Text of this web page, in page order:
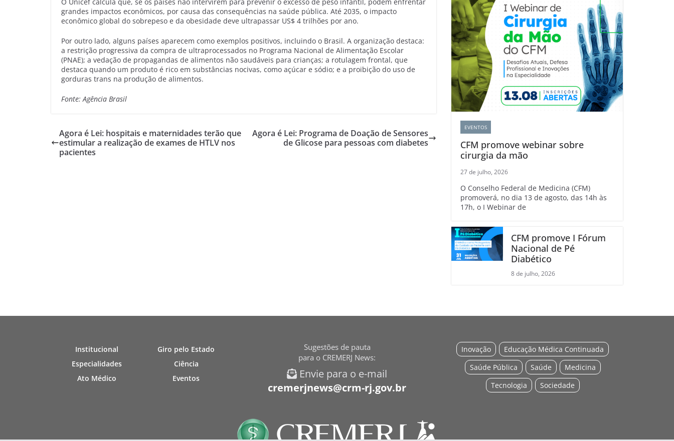
grandes impactos econômicos, por causa das consequências na saúde pública. Até 2035, o impacto
econômico global do sobrepeso e da obesidade deve ultrapassar US$ 4 trilhões por ano.
Por outro lado, alguns países aparecem como exemplos positivos, incluindo o Brasil. A organização destaca:
a restrição progressiva da compra de ultraprocessados no Programa Nacional de Alimentação Escolar
(PNAE); a vedação de propagandas de alimentos não saudáveis para crianças; a rotulagem frontal, que
destaca quando um produto é rico em substâncias nocivas, como açúcar e sódio; e a proibição do uso de
gorduras trans na produção de alimentos.
Fonte: Agência Brasil
Agora é Lei: hospitais e maternidades terão que
estimular a realização de exames de HTLV nos
pacientes
Agora é Lei: Programa de Doação de Sensores
de Glicose para pessoas com diabetes
EVENTOS
CFM promove webinar sobre
cirurgia da mão
27 de julho, 2026
O Conselho Federal de Medicina (CFM)
promoverá, no dia 13 de agosto, das 14h às
17h, o I Webinar de
CFM promove I Fórum
Nacional de Pé
Diabético
8 de julho, 2026
Institucional
Especialidades
Ato Médico
Giro pelo Estado
Ciência
Eventos
Sugestões de pauta
para o CREMERJ News:
Envie para o e-mail
cremerjnews@crm-rj.gov.br
Educação Médica Continuada
Inovação
Medicina
Saúde
Saúde Pública
Sociedade
Tecnologia